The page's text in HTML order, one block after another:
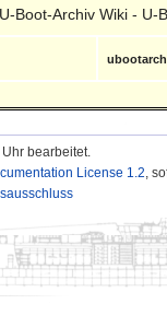
Boot-Archiv Wiki -
bearbeitet.
License 1.2 ,